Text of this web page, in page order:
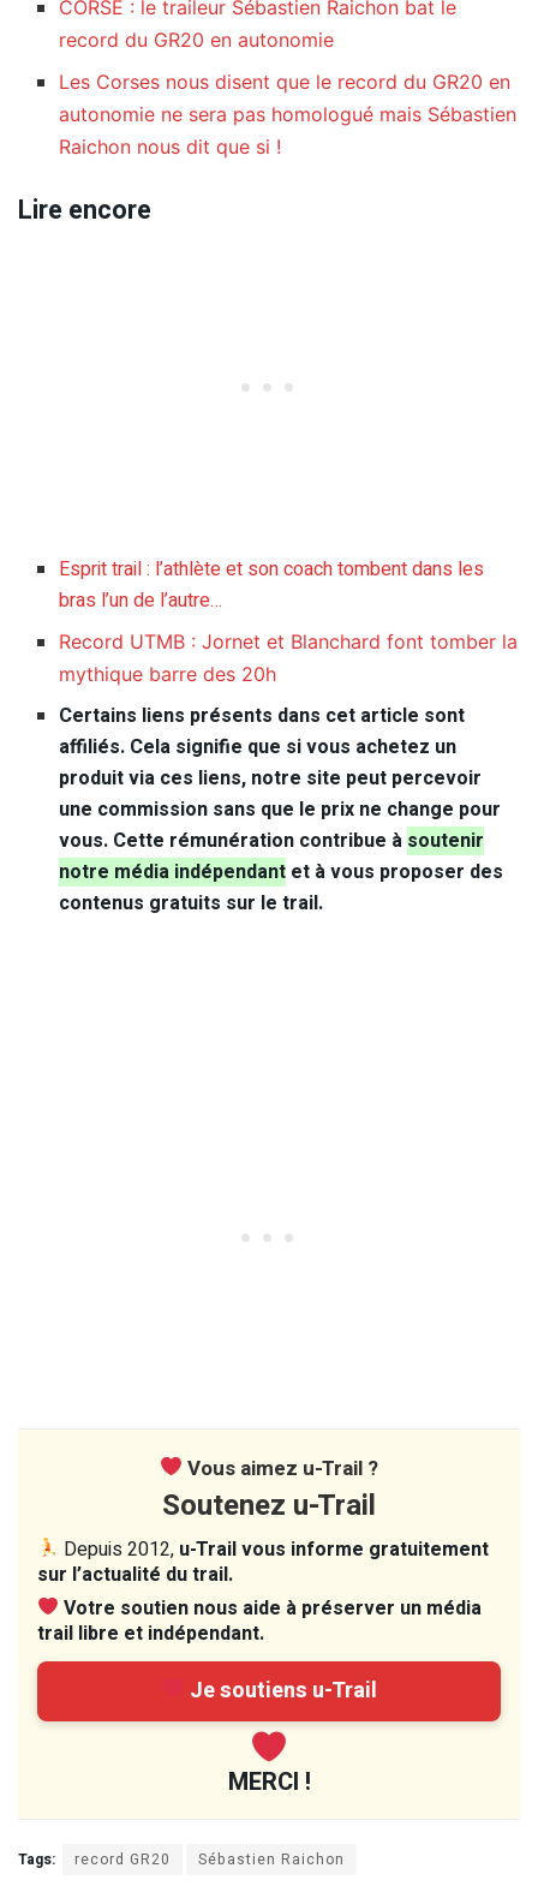
CORSE : le traileur Sébastien Raichon bat le
record du GR20 en autonomie
Les Corses nous disent que le record du GR20 en
autonomie ne sera pas homologué mais Sébastien
Raichon nous dit que si !
Lire encore
Esprit trail : l’athlète et son coach tombent dans les
bras l’un de l’autre…
Record UTMB : Jornet et Blanchard font tomber la
mythique barre des 20h
Certains liens présents dans cet article sont
affiliés. Cela signifie que si vous achetez un
produit via ces liens, notre site peut percevoir
une commission sans que le prix ne change pour
vous. Cette rémunération contribue à soutenir
notre média indépendant et à vous proposer des
contenus gratuits sur le trail.
Vous aimez u-Trail ?
Soutenez u-Trail
Depuis 2012, u-Trail vous informe gratuitement
sur l’actualité du trail.
Votre soutien nous aide à préserver un média
trail libre et indépendant.
Je soutiens u-Trail
MERCI !
Tags: record GR20 Sébastien Raichon